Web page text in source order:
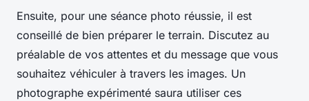
Ensuite, pour une séance photo réussie, il est
conseillé de bien préparer le terrain. Discutez au
préalable de vos attentes et du message que vous
souhaitez véhiculer à travers les images. Un
photographe expérimenté saura utiliser ces